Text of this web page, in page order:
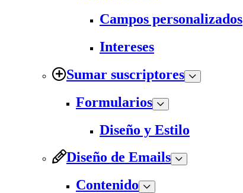
Campos personalizados
Intereses
Sumar suscriptores
Formularios
Diseño y Estilo
Diseño de Emails
Contenido